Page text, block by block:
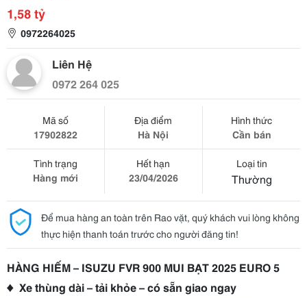
1,58 tỷ
0972264025
Liên Hệ
0972 264 025
Mã số
17902822
Địa điểm
Hà Nội
Hình thức
Cần bán
Tình trạng
Hàng mới
Hết hạn
23/04/2026
Loại tin
Thường
Để mua hàng an toàn trên Rao vặt, quý khách vui lòng không
thực hiện thanh toán trước cho người đăng tin!
HÀNG HIẾM – ISUZU FVR 900 MUI BẠT 2025 EURO 5
♦ Xe thùng dài – tải khỏe – có sẵn giao ngay